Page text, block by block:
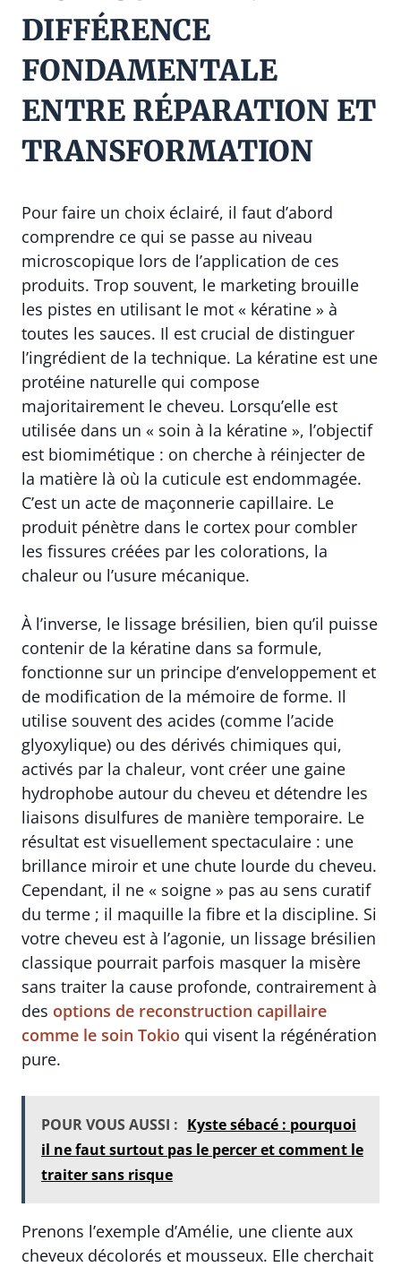
DIFFÉRENCE
FONDAMENTALE
ENTRE RÉPARATION ET
TRANSFORMATION
Pour faire un choix éclairé, il faut d’abord
comprendre ce qui se passe au niveau
microscopique lors de l’application de ces
produits. Trop souvent, le marketing brouille
les pistes en utilisant le mot « kératine » à
toutes les sauces. Il est crucial de distinguer
l’ingrédient de la technique. La kératine est une
protéine naturelle qui compose
majoritairement le cheveu. Lorsqu’elle est
utilisée dans un « soin à la kératine », l’objectif
est biomimétique : on cherche à réinjecter de
la matière là où la cuticule est endommagée.
C’est un acte de maçonnerie capillaire. Le
produit pénètre dans le cortex pour combler
les fissures créées par les colorations, la
chaleur ou l’usure mécanique.
À l’inverse, le lissage brésilien, bien qu’il puisse
contenir de la kératine dans sa formule,
fonctionne sur un principe d’enveloppement et
de modification de la mémoire de forme. Il
utilise souvent des acides (comme l’acide
glyoxylique) ou des dérivés chimiques qui,
activés par la chaleur, vont créer une gaine
hydrophobe autour du cheveu et détendre les
liaisons disulfures de manière temporaire. Le
résultat est visuellement spectaculaire : une
brillance miroir et une chute lourde du cheveu.
Cependant, il ne « soigne » pas au sens curatif
du terme ; il maquille la fibre et la discipline. Si
votre cheveu est à l’agonie, un lissage brésilien
classique pourrait parfois masquer la misère
sans traiter la cause profonde, contrairement à
des options de reconstruction capillaire
comme le soin Tokio qui visent la régénération
pure.
POUR VOUS AUSSI : Kyste sébacé : pourquoi
il ne faut surtout pas le percer et comment le
traiter sans risque
Prenons l’exemple d’Amélie, une cliente aux
cheveux décolorés et mousseux. Elle cherchait